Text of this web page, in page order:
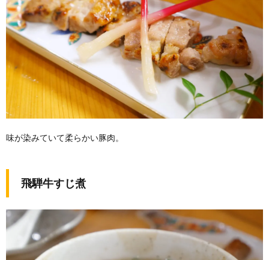
味が染みていて柔らかい豚肉。
飛騨牛すじ煮